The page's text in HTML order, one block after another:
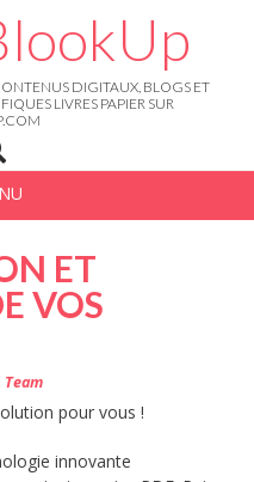
DIGITAUX, BLOGS ET
LIVRES PAPIER SUR
ET
VOS
pour vous !
innovante